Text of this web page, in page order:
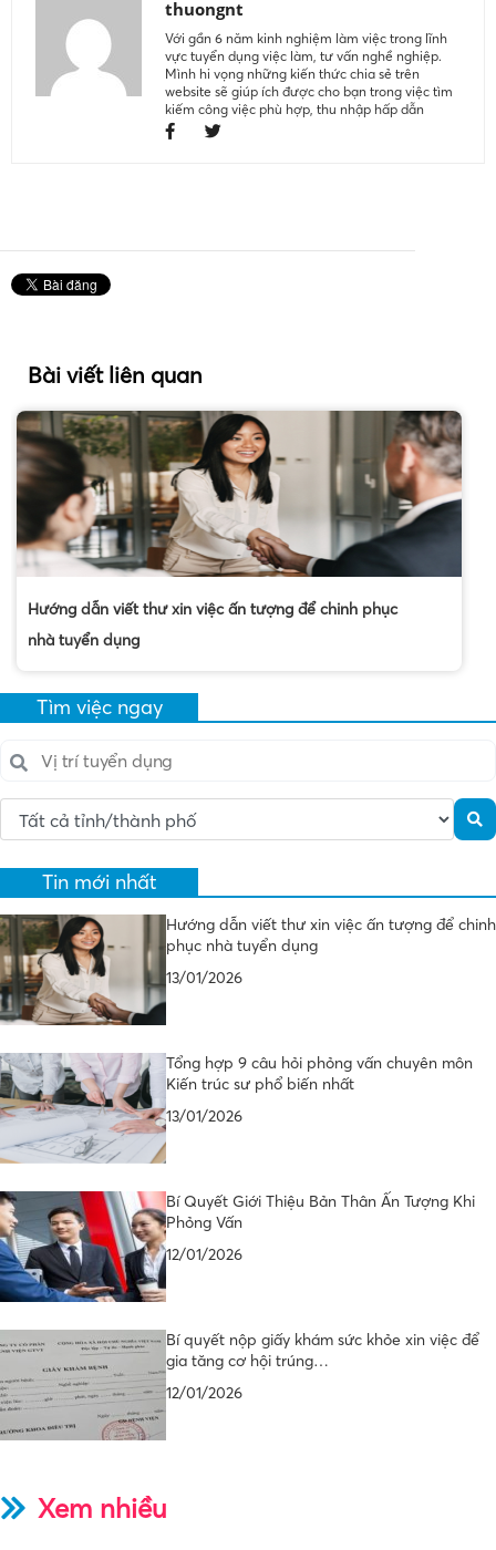
thuongnt
Với gần 6 năm kinh nghiệm làm việc trong lĩnh
vực tuyển dụng việc làm, tư vấn nghề nghiệp.
Mình hi vọng những kiến thức chia sẻ trên
website sẽ giúp ích được cho bạn trong việc tìm
kiếm công việc phù hợp, thu nhập hấp dẫn
Bài viết liên quan
Hướng dẫn viết thư xin việc ấn tượng để chinh phục
nhà tuyển dụng
Tìm việc ngay
Tin mới nhất
Hướng dẫn viết thư xin việc ấn tượng để chinh
phục nhà tuyển dụng
13/01/2026
Tổng hợp 9 câu hỏi phỏng vấn chuyên môn
Kiến trúc sư phổ biến nhất
13/01/2026
Bí Quyết Giới Thiệu Bản Thân Ấn Tượng Khi
Phỏng Vấn
12/01/2026
Bí quyết nộp giấy khám sức khỏe xin việc để
gia tăng cơ hội trúng…
12/01/2026
Xem nhiều